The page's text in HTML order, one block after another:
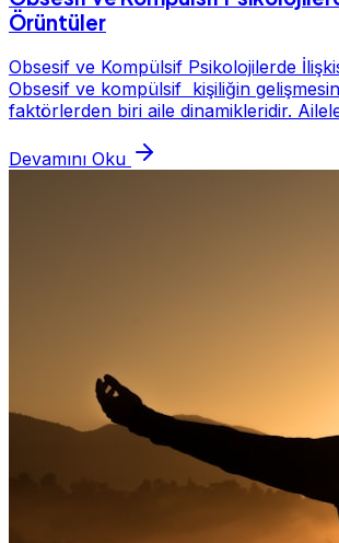
Örüntüler
Obsesif ve Kompülsif Psikolojilerde
Obsesif ve kompülsif kişiliğin
faktörlerden biri aile dinamikleridir.
Devamını Oku